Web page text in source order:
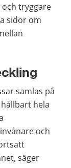
och tryggare
sidor om
samlas på
hela
och
säger